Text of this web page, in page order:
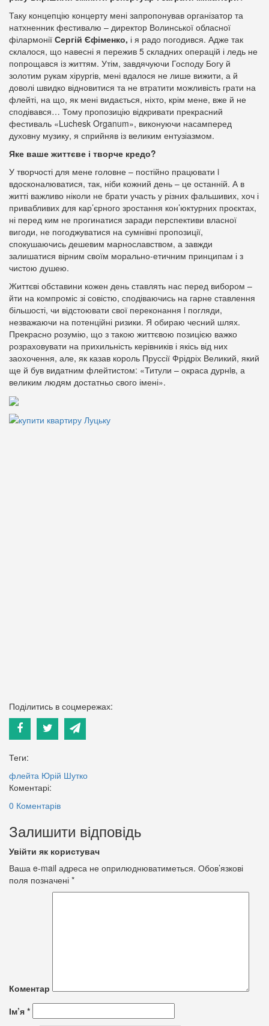
Таку концепцію концерту мені запропонував організатор та
натхненник фестивалю – директор Волинської обласної
філармонії Сергій Єфіменко, і я радо погодився. Адже так
склалося, що навесні я пережив 5 складних операцій і ледь не
попрощався із життям. Утім, завдячуючи Господу Богу й
золотим рукам хірургів, мені вдалося не лише вижити, а й
доволі швидко відновитися та не втратити можливість грати на
флейті, на що, як мені видається, ніхто, крім мене, вже й не
сподівався… Тому пропозицію відкривати прекрасний
фестиваль «Luchesk Organum», виконуючи насамперед
духовну музику, я сприйняв із великим ентузіазмом.
Яке ваше життєве і творче кредо?
У творчості для мене головне – постійно працювати i
вдосконалюватися, так, ніби кожний день – це останній. А в
житті важливо ніколи не брати участь у різних фальшивих, хоч і
привабливих для кар’єрного зростання кон’юктурних проєктах,
ні перед ким не прогинатися заради перспективи власної
вигоди, не погоджуватися на сумнівні пропозиції,
спокушаючись дешевим марнославством, а завжди
залишатися вірним своїм морально-етичним принципам і з
чистою душею.
Життєві обставини кожен день ставлять нас перед вибором –
йти на компроміс зі совістю, сподіваючись на гарне ставлення
більшості, чи відстоювати свої переконання i погляди,
незважаючи на потенційні ризики. Я обираю чесний шлях.
Прекрасно розумію, що з такою життєвою позицією важко
розраховувати на прихильність керівників і якісь від них
заохочення, але, як казав король Пруссії Фрідріх Великий, який
ще й був видатним флейтистом: «Титули – окраса дурнiв, а
великим людям достатньо свого імені».
Поділитись в соцмережах:
Теги:
флейта Юрій Шутко
Коментарі:
0 Коментарів
Залишити відповідь
Увійти як користувач
Ваша e-mail адреса не оприлюднюватиметься. Обов’язкові
поля позначені *
Коментар
Ім’я *